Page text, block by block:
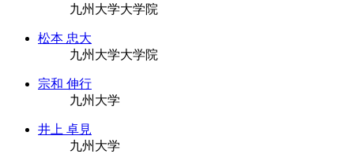
九州大学大学院
松本 忠大
九州大学大学院
宗和 伸行
九州大学
井上 卓見
九州大学